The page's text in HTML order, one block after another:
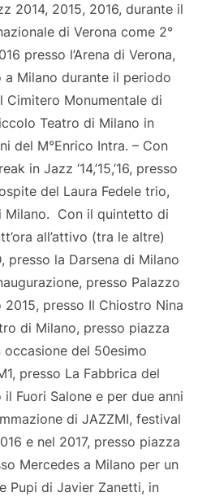
2014, 2015, 2016, durante il
di Verona come 2°
presso l’Arena di Verona,
a Milano durante il periodo
Cimitero Monumentale di
Teatro di Milano in
del M°Enrico Intra. – Con
in Jazz ‘14,’15,’16, presso
del Laura Fedele trio,
Milano. ​ Con il quintetto di
all’attivo (tra le altre)
presso la Darsena di Milano
presso Palazzo
2015, presso Il Chiostro Nina
di Milano, presso piazza
occasione del 50esimo
presso La Fabbrica del
Fuori Salone e per due anni
di JAZZMI, festival
e nel 2017, presso piazza
Mercedes a Milano per un
Pupi di Javier Zanetti, in